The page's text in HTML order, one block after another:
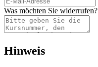
Was möchten Sie widerrufen?
Hinweis